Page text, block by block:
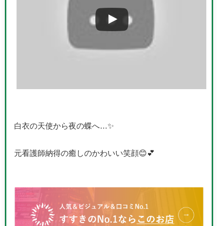
白衣の天使から夜の蝶へ…✨
元看護師納得の癒しのかわいい笑顔😊💕